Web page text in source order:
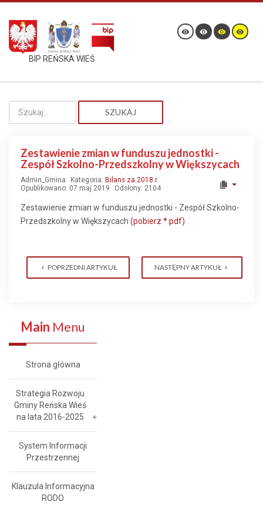
BIP REŃSKA WIEŚ
SZUKAJ
Zestawienie zmian w funduszu jednostki -
Zespół Szkolno-Przedszkolny w Większycach
Admin_Gmina Kategoria: Bilans za 2018 r.
Opublikowano: 07 maj 2019
Odsłony: 2104
Zestawienie zmian w funduszu jednostki - Zespół Szkolno-
Przedszkolny w Większycach (pobierz *.pdf)
POPRZEDNI ARTYKUŁ NASTĘPNY ARTYKUŁ
Main Menu
Strona główna
Strategia Rozwoju
Gminy Reńska Wieś
na lata 2016-2025
System Informacji
Przestrzennej
Klauzula Informacyjna
RODO